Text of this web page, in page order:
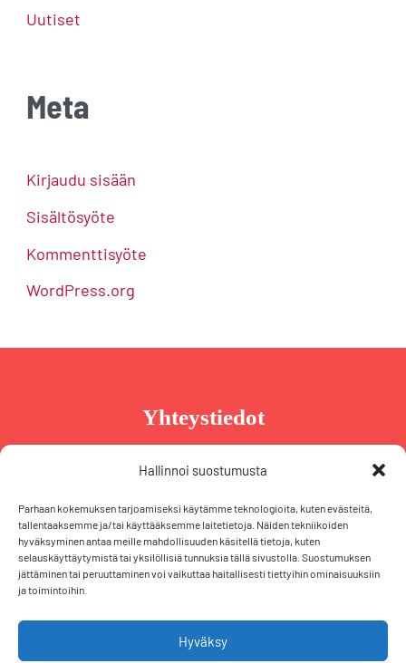
Hallinnoi suostumusta
Parhaan kokemuksen tarjoamiseksi käytämme teknologioita, kuten evästeitä,
tallentaaksemme ja/tai käyttääksemme laitetietoja. Näiden tekniikoiden
hyväksyminen antaa meille mahdollisuuden käsitellä tietoja, kuten
selauskäyttäytymistä tai yksilöllisiä tunnuksia tällä sivustolla. Suostumuksen
jättäminen tai peruuttaminen voi vaikuttaa haitallisesti tiettyihin ominaisuuksiin
ja toimintoihin.
Hyväksy
Uutiset
Meta
Kirjaudu sisään
Sisältösyöte
Kommenttisyöte
WordPress.org
Yhteystiedot
Taru Reinikainen
taru@tarureinikainen.fi
Vaalipäällikö
Puh. +358 50 574 2355
iris@tarureinikainen.fi